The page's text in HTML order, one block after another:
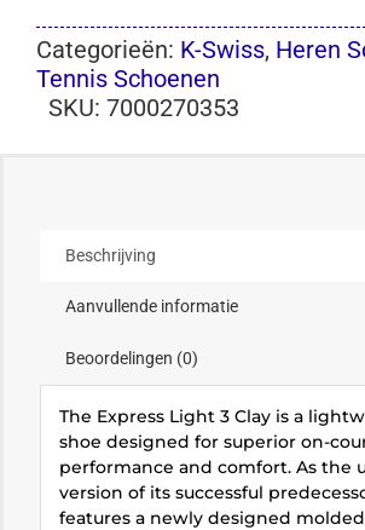
Categorieën: K-Swiss, Heren
Tennis Schoenen
SKU: 7000270353
Beschrijving
Aanvullende informatie
Beoordelingen (0)
The Express Light 3 Clay is a
shoe designed for superior on-
performance and comfort. As the
version of its successful
features a newly designed molded